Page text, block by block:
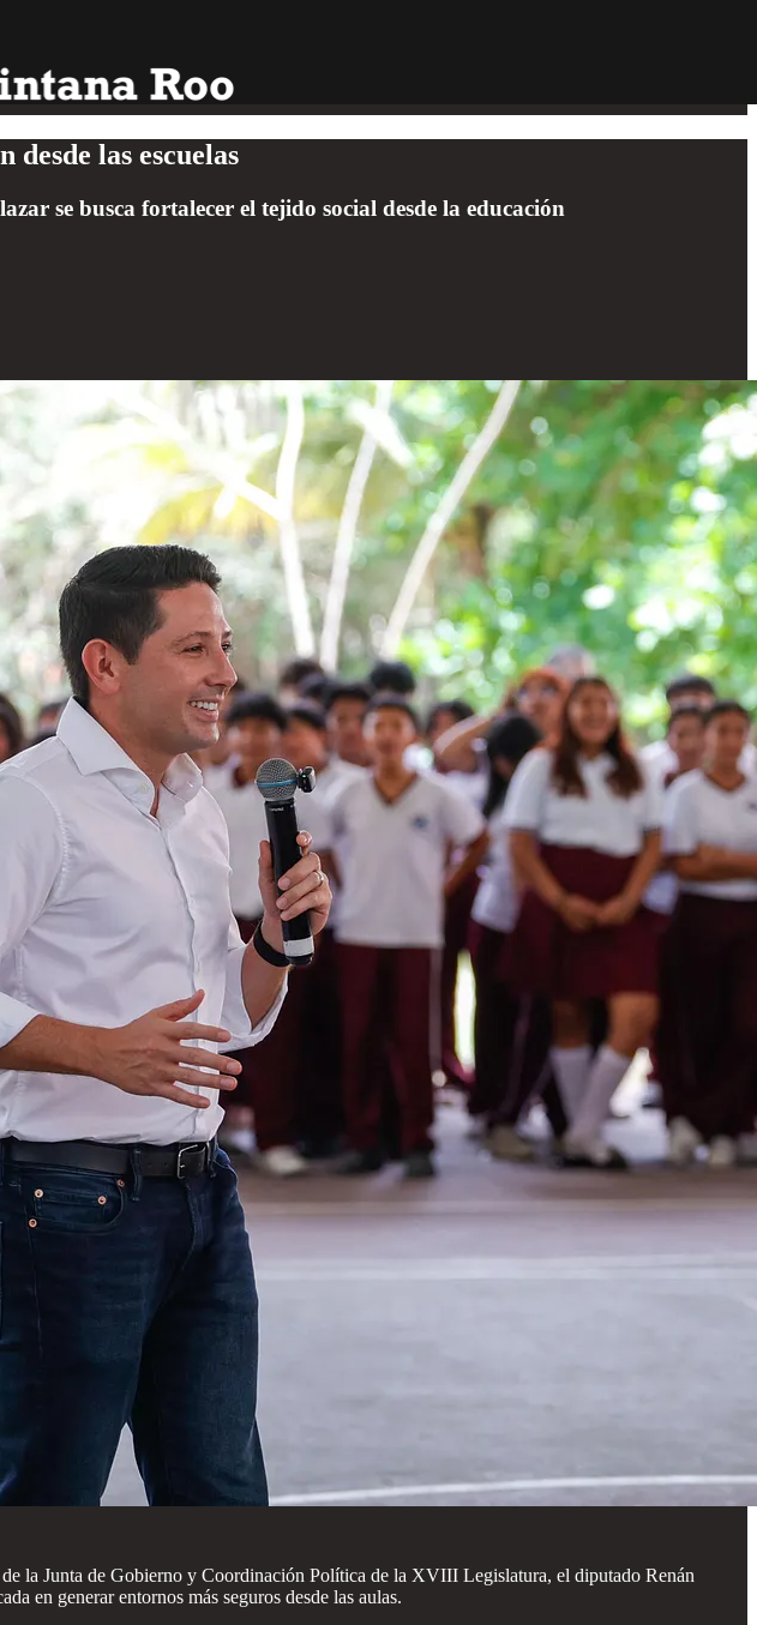
las escuelas
se busca fortalecer el tejido social desde la educación
la Junta de Gobierno y Coordinación Política de la XVIII Legislatura, el diputado Renán
en generar entornos más seguros desde las aulas.